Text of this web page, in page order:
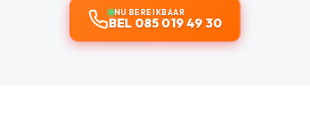
NU BEREIKBAAR
BEL 085 019 49 30